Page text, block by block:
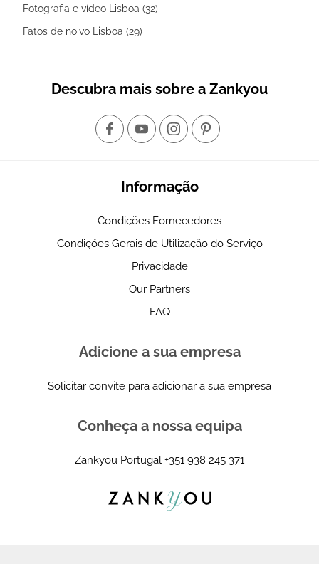
Fotografia e vídeo Lisboa (32)
Fatos de noivo Lisboa (29)
Descubra mais sobre a Zankyou
Informação
Condições Fornecedores
Condições Gerais de Utilização do Serviço
Privacidade
Our Partners
FAQ
Adicione a sua empresa
Solicitar convite para adicionar a sua empresa
Conheça a nossa equipa
Zankyou Portugal +351 938 245 371